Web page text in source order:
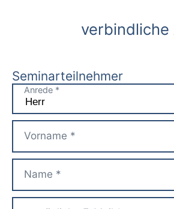
verbindliche
Seminarteilnehmer